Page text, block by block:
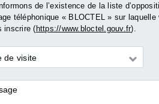
- 105 m²
LA FERTE
IMBAULT
Vente Maison - 91
de l’existence de la liste
téléphonique « BLOCTEL » sur laquelle
inscrire (https://www.bloctel.gouv.fr).
de visite